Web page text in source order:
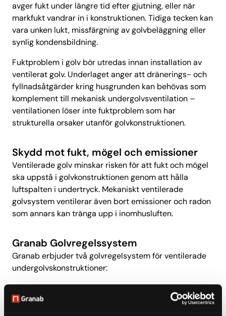
avger fukt under längre tid efter gjutning, eller när
markfukt vandrar in i konstruktionen. Tidiga tecken kan
vara unken lukt, missfärgning av golvbeläggning eller
synlig kondensbildning.
Fuktproblem i golv bör utredas innan installation av
ventilerat golv. Underlaget anger att dränerings- och
fyllnadsåtgärder kring husgrunden kan behövas som
komplement till mekanisk undergolvsventilation –
ventilationen löser inte fuktproblem som har
strukturella orsaker utanför golvkonstruktionen.
Skydd mot fukt, mögel och emissioner
Ventilerade golv minskar risken för att fukt och mögel
ska uppstå i golvkonstruktionen genom att hålla
luftspalten i undertryck. Mekaniskt ventilerade
golvsystem ventilerar även bort emissioner och radon
som annars kan tränga upp i inomhusluften.
Granab Golvregelssystem
Granab erbjuder två golvregelsystem för ventilerade
undergolvskonstruktioner:
System 3000N
golvbeläggning). Välj System 3000N när